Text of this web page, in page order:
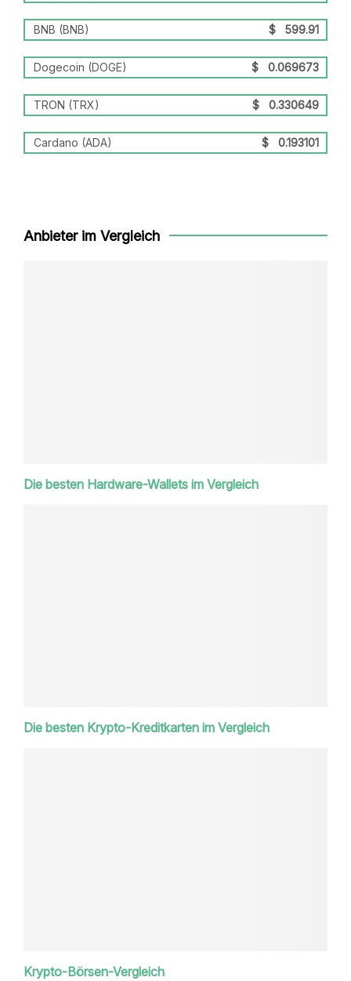
BNB (BNB) $ 599.91
Dogecoin (DOGE) $ 0.069673
TRON (TRX) $ 0.330649
Cardano (ADA) $ 0.193101
Anbieter im Vergleich
Die besten Hardware-Wallets im Vergleich
Die besten Krypto-Kreditkarten im Vergleich
Krypto-Börsen-Vergleich